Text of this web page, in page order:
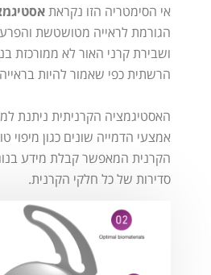
אי הסימטריה הזו נקראת
הגורמת לראייה מטושטשת
ושבירת קרני האור לא ממורכזת
הרשתית כפי שאמור להיות
האסטיגמציה הקרניתית ניתנת
אמצעי הדמייה שונים כגון מיפוי
הקרנית המאפשר קבלת מידע
סדירות של כל חלקי הקרנית.